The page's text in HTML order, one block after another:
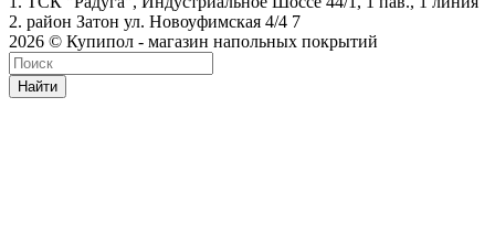
2. район Затон ул. Новоуфимская 4/4 7
2026 © Купипол - магазин напольных покрытий
Найти